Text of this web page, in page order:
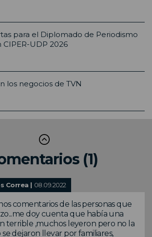
para el Diplomado de Periodismo
UDP 2026
los negocios de TVN
(1)
Correa | 08.09.2022
comentarios de las personas que
doy cuenta que había una
terrible ,muchos leyeron pero no la
dejaron llevar por familiares,